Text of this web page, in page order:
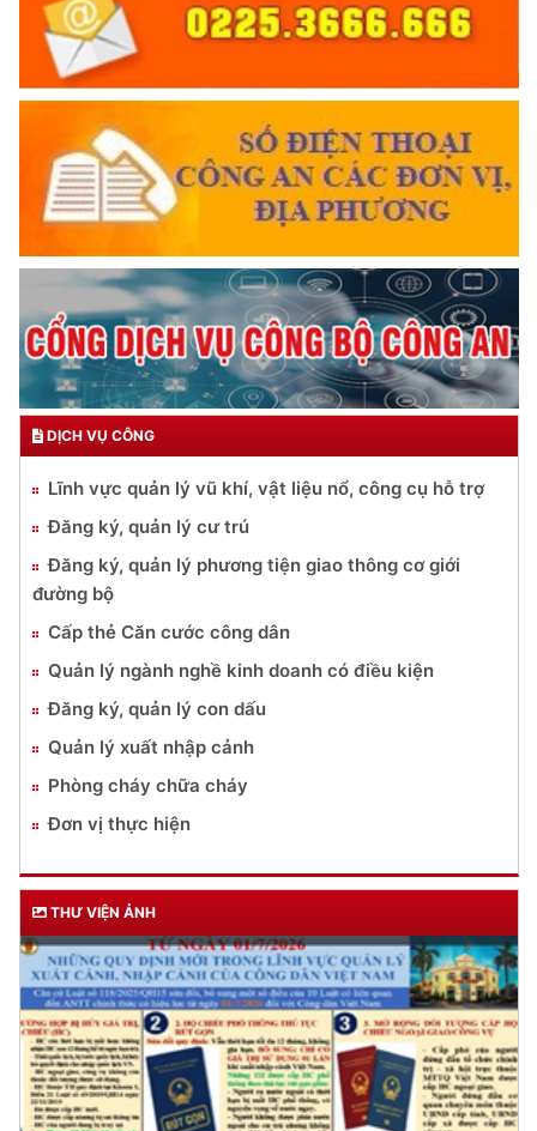
DỊCH VỤ CÔNG
Lĩnh vực quản lý vũ khí, vật liệu nổ, công cụ hỗ trợ
Đăng ký, quản lý cư trú
Đăng ký, quản lý phương tiện giao thông cơ giới
đường bộ
Cấp thẻ Căn cước công dân
Quản lý ngành nghề kinh doanh có điều kiện
Đăng ký, quản lý con dấu
Quản lý xuất nhập cảnh
Phòng cháy chữa cháy
Đơn vị thực hiện
THƯ VIỆN ẢNH